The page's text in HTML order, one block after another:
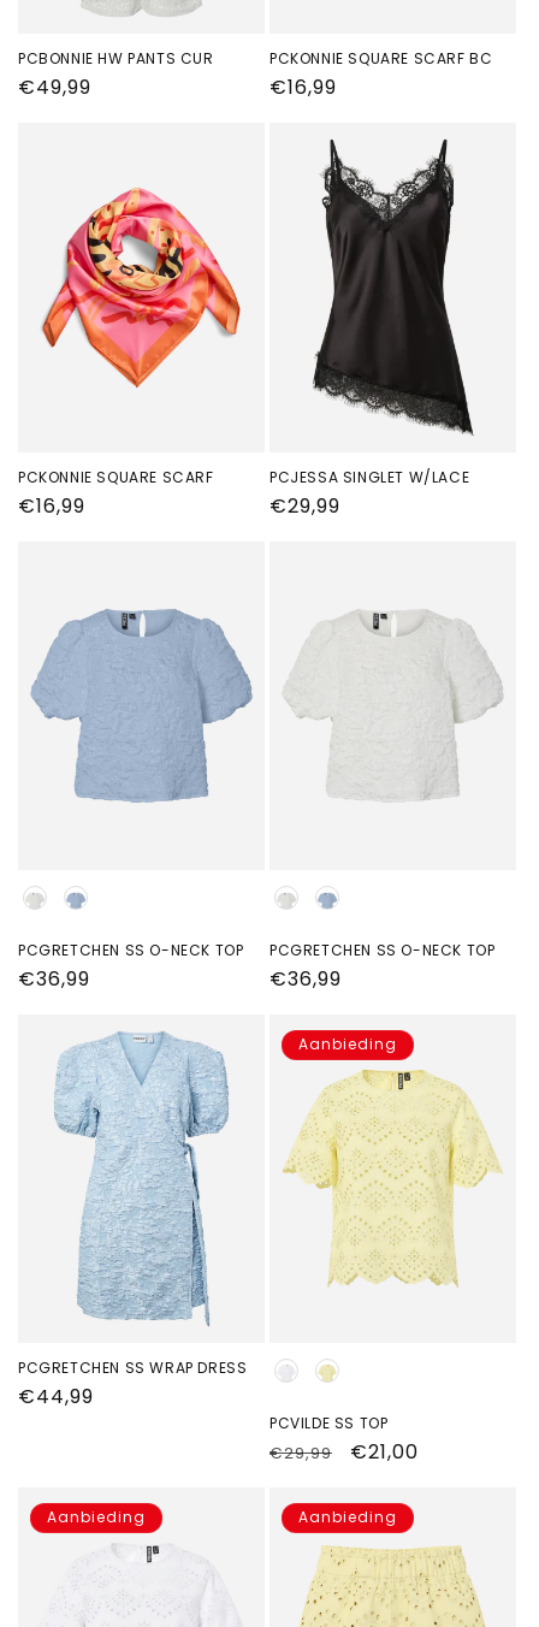
PCBONNIE HW PANTS CUR
Normale
€49,99
PCKONNIE SQUARE SCARF BC
Normale
€16,99
PCKONNIE SQUARE SCARF
Normale
€16,99
PCJESSA SINGLET W/LACE
Normale
€29,99
Kleur
PCGRETCHEN SS O-NECK TOP
Normale
€36,99
Kleur
PCGRETCHEN SS O-NECK TOP
Normale
€36,99
PCGRETCHEN SS WRAP DRESS
Normale
€44,99
Aanbieding
Kleur
PCVILDE SS TOP
Normale
€29,99 Aanbiedingsprijs
€21,00
Aanbieding Aanbieding